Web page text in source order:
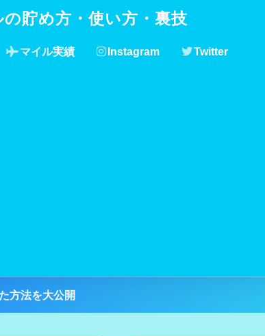
貯め方・使い方・裏技
マイル実績 Instagram Twitter
方法を大公開